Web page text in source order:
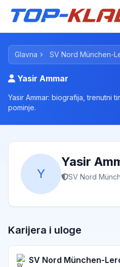
Glavna SV Nord München-
Yasir Ammar
Yasir Ammar: biografija, trenutni
pominje.
Y
Yasir
SV Nord
Karijera i uloge
SV Nord München-